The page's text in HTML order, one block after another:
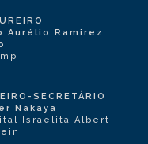
Aurélio Ramirez
SECRETÁRIO
Nakaya
Israelita Albert